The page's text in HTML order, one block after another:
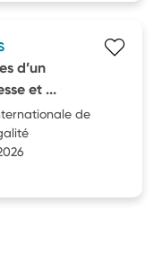
d’un
et ...
de